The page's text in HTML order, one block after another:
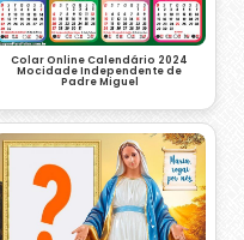
Colar Online Calendário 2024
Mocidade Independente de
Padre Miguel